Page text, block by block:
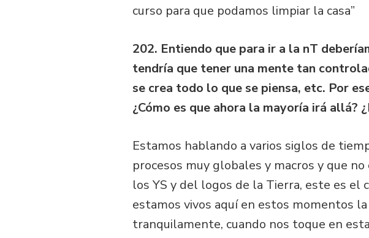
curso para que podamos limpiar la casa”
202. Entiendo que para ir a la nT
tendría que tener una mente tan
se crea todo lo que se piensa, etc. Por
¿Cómo es que ahora la mayoría irá allá?
Estamos hablando a varios siglos de
procesos muy globales y macros y que
los YS y del logos de la Tierra, este es el
estamos vivos aquí en estos momentos
tranquilamente, cuando nos toque en